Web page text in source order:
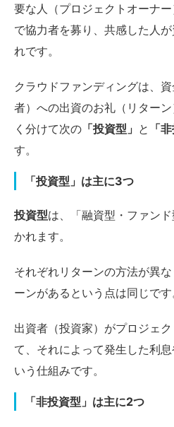
要な人（プロジェクトオーナ
で協力者を募り、共感した人
れです。
クラウドファンディングは、
者）への出資のお礼（リター
く分けて次の 「投資型」 と 「
す。
「投資型」は主に3つ
投資型は、「融資型・ファン
かれます。
それぞれリターンの方法が異
ーンがあるという点は同じです
出資者（投資家）がプロジェ
て、それによって発生した利
いう仕組みです。
「非投資型」は主に2つ